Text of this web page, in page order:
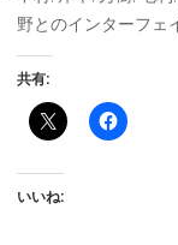
野とのインターフェ
共有:
いいね: